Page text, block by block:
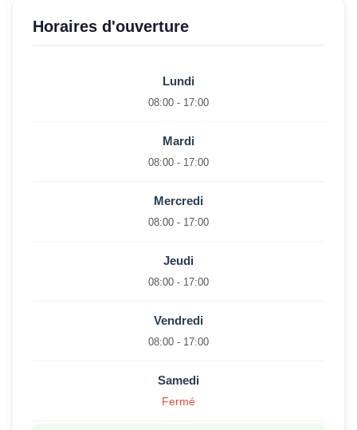
Horaires d'ouverture
Lundi
08:00 - 17:00
Mardi
08:00 - 17:00
Mercredi
08:00 - 17:00
Jeudi
08:00 - 17:00
Vendredi
08:00 - 17:00
Samedi
Fermé